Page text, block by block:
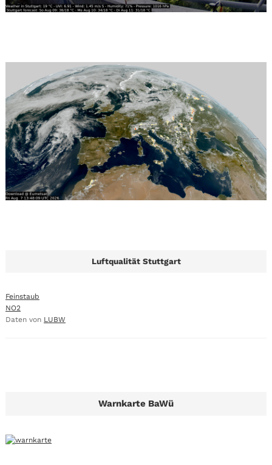
Luftqualität Stuttgart
Feinstaub
NO2
Daten von LUBW
Warnkarte BaWü